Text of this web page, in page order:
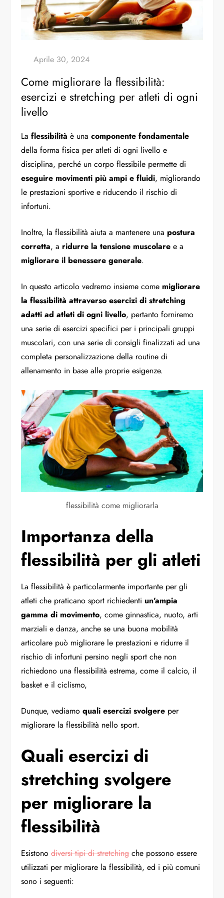
Come migliorare la flessibilità:
esercizi e stretching per atleti di ogni
livello
Laflessibilità è unacomponente fondamentale
della forma fisica per atleti di ogni livello e
disciplina, perché un corpo flessibile permette di
eseguire movimenti più ampi e fluidi, migliorando
le prestazioni sportive e riducendo il rischio di
infortuni.
Inoltre, la flessibilità aiuta a mantenere una postura
corretta, a ridurre la tensione muscolaree a
migliorare il benessere generale.
In questo articolo vedremo insieme come migliorare
la flessibilità attraverso esercizi di stretching
adatti ad atleti di ogni livello, pertanto forniremo
una serie di esercizi specifici per i principali gruppi
muscolari, con una serie di consigli finalizzati ad una
completa personalizzazione della routine di
allenamento in base alle proprie esigenze.
flessibilità come migliorarla
Importanza della
flessibilità per gli atleti
La flessibilità è particolarmente importante per gli
atleti che praticano sport richiedenti un’ampia
gamma di movimento, come ginnastica, nuoto, arti
marziali e danza, anche se una buona mobilità
articolare può migliorare le prestazioni e ridurre il
rischio di infortuni persino negli sport che non
richiedono una flessibilità estrema, come il calcio, il
basket e il ciclismo,
Dunque, vediamoquali esercizi svolgere per
migliorare la flessibilità nello sport.
Quali esercizi di
stretching svolgere
per migliorare la
flessibilità
Esistonodiversi tipi di stretchingche possono essere
utilizzati per migliorare la flessibilità, ed i più comuni
sono i seguenti: